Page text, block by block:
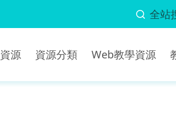
全站
源 資源分類 Web教學資源